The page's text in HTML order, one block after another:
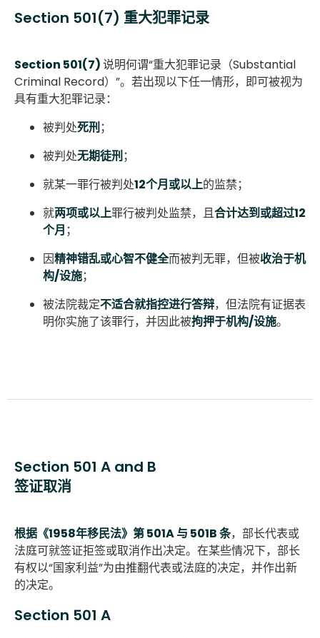
Section 501(7) 重大犯罪记录
Section 501(7)说明何谓“重大犯罪记录（Substantial
Criminal Record）”。若出现以下任一情形，即可被视为
具有重大犯罪记录：
被判处死刑 ；
被判处无期徒刑 ；
就某一罪行被判处12个月或以上的监禁；
就两项或以上罪行被判处监禁，且合计达到或超过12
个月 ；
因精神错乱或心智不健全而被判无罪，但被收治于机
构/设施；
被法院裁定不适合就指控进行答辩，但法院有证据表
明你实施了该罪行，并因此被拘押于机构/设施。
Section 501 A and B
签证取消
根据《1958年移民法》第 501A 与 501B 条，部长代表或
法庭可就签证拒签或取消作出决定。在某些情况下，部长
有权以“国家利益”为由推翻代表或法庭的决定，并作出新
的决定。
Section 501 A